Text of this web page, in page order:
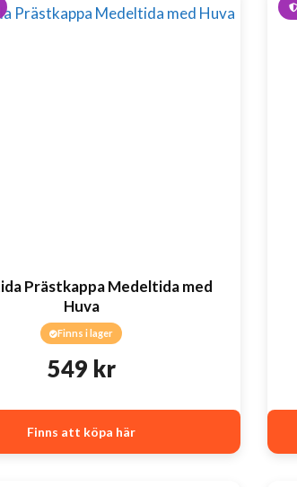
Prästkappa Medeltida med
Huva
Finns i lager
549 kr
Finns att köpa här